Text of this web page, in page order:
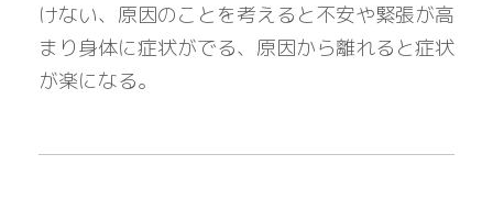
けない、原因のことを考えると不安や緊張が高
まり身体に症状がでる、原因から離れると症状
が楽になる。